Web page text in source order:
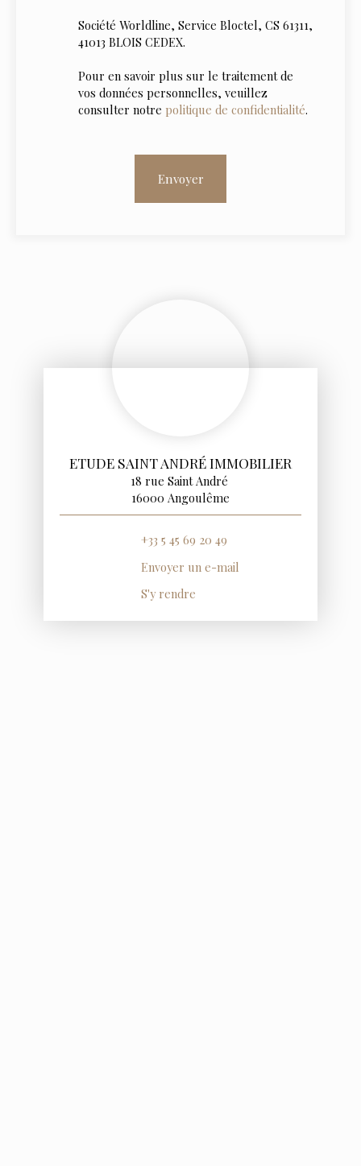
Société Worldline, Service Bloctel, CS 61311,
41013 BLOIS CEDEX.
Pour en savoir plus sur le traitement de
vos données personnelles, veuillez
consulter notre politique de confidentialité.
Envoyer
ETUDE SAINT ANDRÉ IMMOBILIER
18 rue Saint André
16000 Angoulême
+33 5 45 69 20 49
Envoyer un e-mail
S'y rendre